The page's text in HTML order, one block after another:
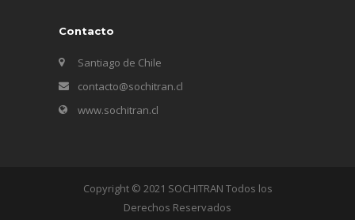
Contacto
Santiago de Chile
contacto@sochitran.cl
www.sochitran.cl
Copyright © 2021 SOCHITRAN Todos los
Derechos Reservados